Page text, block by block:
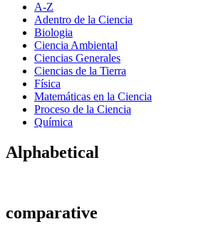
A-Z
Adentro de la Ciencia
Biologia
Ciencia Ambiental
Ciencias Generales
Ciencias de la Tierra
Física
Matemáticas en la Ciencia
Proceso de la Ciencia
Química
Alphabetical
comparative